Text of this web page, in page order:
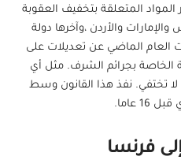
المواد المتعلقة بتخفيف العقوبة
والأردن ،وآخرها دولة
العام الماضي عن تعديلات على
الخاصة بجرائم الشرف. مثل أي
تختفي. نفذ هذا القانون وسط
عاما.
فرنسا